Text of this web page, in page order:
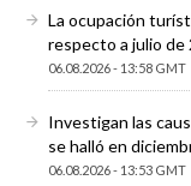
La ocupación
respecto a julio de
06.08.2026 - 13:58 GMT
Investigan las
se halló en
06.08.2026 - 13:53 GMT